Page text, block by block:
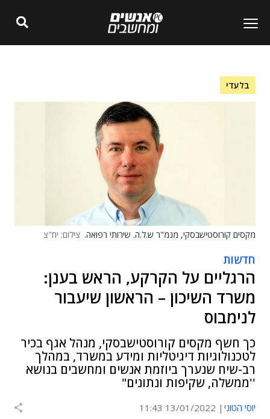
בלעדי
מקסים קורוסטישבסקי, מנמ"ר ש.ל.ה. שירותי רפואה. צילום: יח"צ
חדשות
הרגליים על הקרקע, הראש בענן:
משרד השיכון – הראשון שיעבור
לנימבוס
כך חשף מקסים קורוסטישבסקי, מנהל אגף בכיר
לטכנולוגיות דיגיטליות ומידע במשרד, במהלך
רב-שיח שנערך ביוזמת אנשים ומחשבים בנושא
''ממשלה, שקיפות ונתונים"
יוסי הטוני 13/01/2022 11:43